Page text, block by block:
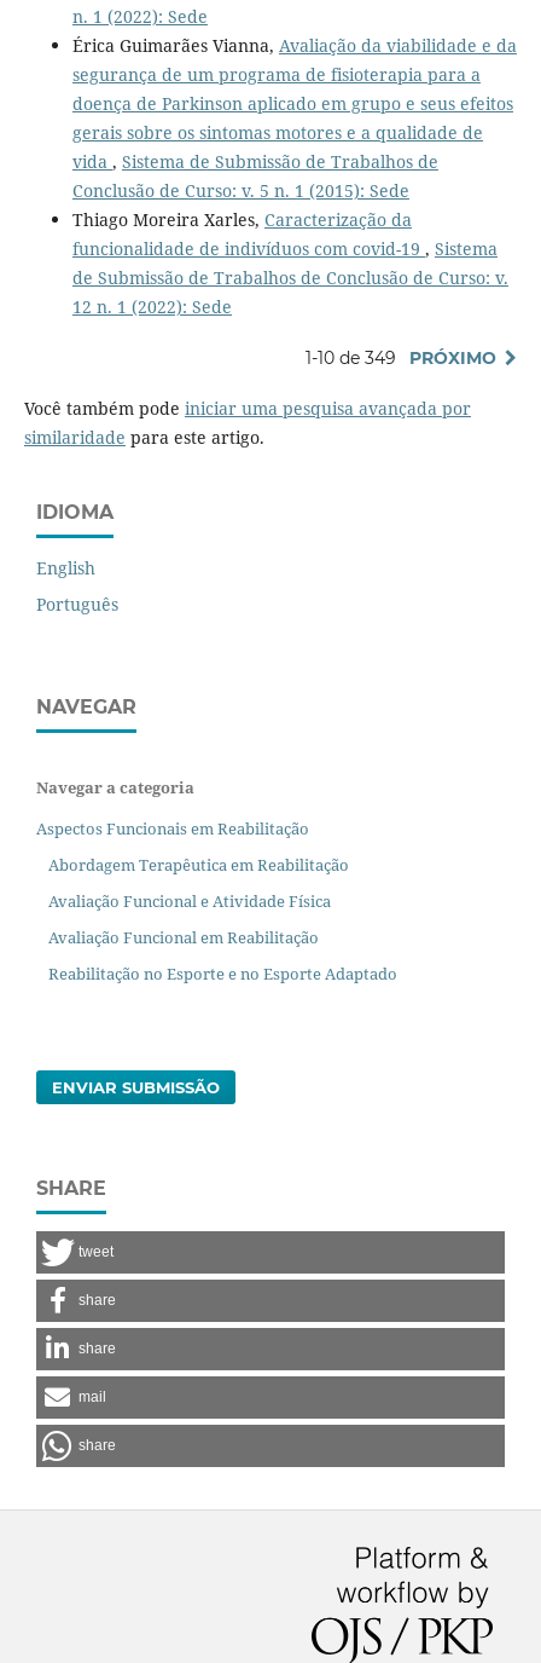
n. 1 (2022): Sede
Érica Guimarães Vianna, Avaliação da viabilidade e da
segurança de um programa de fisioterapia para a
doença de Parkinson aplicado em grupo e seus efeitos
gerais sobre os sintomas motores e a qualidade de
vida , Sistema de Submissão de Trabalhos de
Conclusão de Curso: v. 5 n. 1 (2015): Sede
Thiago Moreira Xarles, Caracterização da
funcionalidade de indivíduos com covid-19 , Sistema
de Submissão de Trabalhos de Conclusão de Curso: v.
12 n. 1 (2022): Sede
1-10 de 349 PRÓXIMO
Você também pode iniciar uma pesquisa avançada por
similaridade para este artigo.
IDIOMA
English
Português
NAVEGAR
Navegar a categoria
Aspectos Funcionais em Reabilitação
Abordagem Terapêutica em Reabilitação
Avaliação Funcional e Atividade Física
Avaliação Funcional em Reabilitação
Reabilitação no Esporte e no Esporte Adaptado
ENVIAR SUBMISSÃO
SHARE
tweet
share
share
mail
share